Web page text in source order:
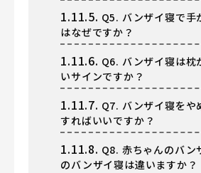
1.11.5. Q5. バンザイ寝で手
はなぜですか？
1.11.6. Q6. バンザイ寝は枕
いサインですか？
1.11.7. Q7. バンザイ寝をや
すればいいですか？
1.11.8. Q8. 赤ちゃんのバン
のバンザイ寝は違いますか？